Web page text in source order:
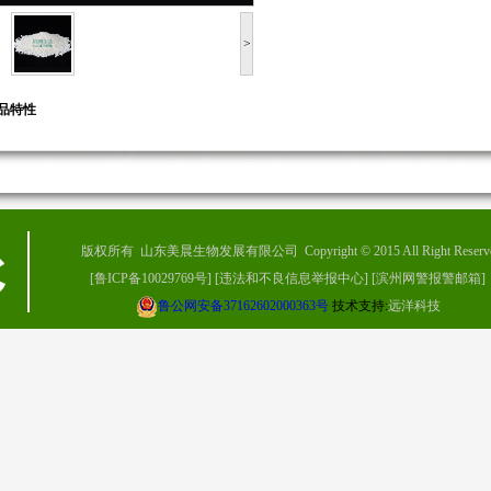
>
特性
版权所有 山东美晨生物发展有限公司 Copyright © 2015 All Right
[鲁ICP备10029769号] [违法和不良信息举报中心] [滨州网警报警邮箱]
鲁公网安备37162602000363号技术支持:远洋科技